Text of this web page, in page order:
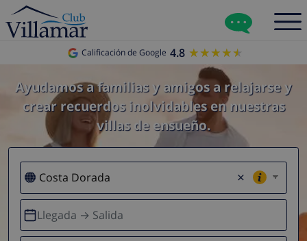
Calificación de Google 4.8 ★★★★★
★★★★★
Ayudamos a familias y amigos a relajarse y
crear recuerdos inolvidables en nuestras
villas de ensueño.
×
Llegada → Salida